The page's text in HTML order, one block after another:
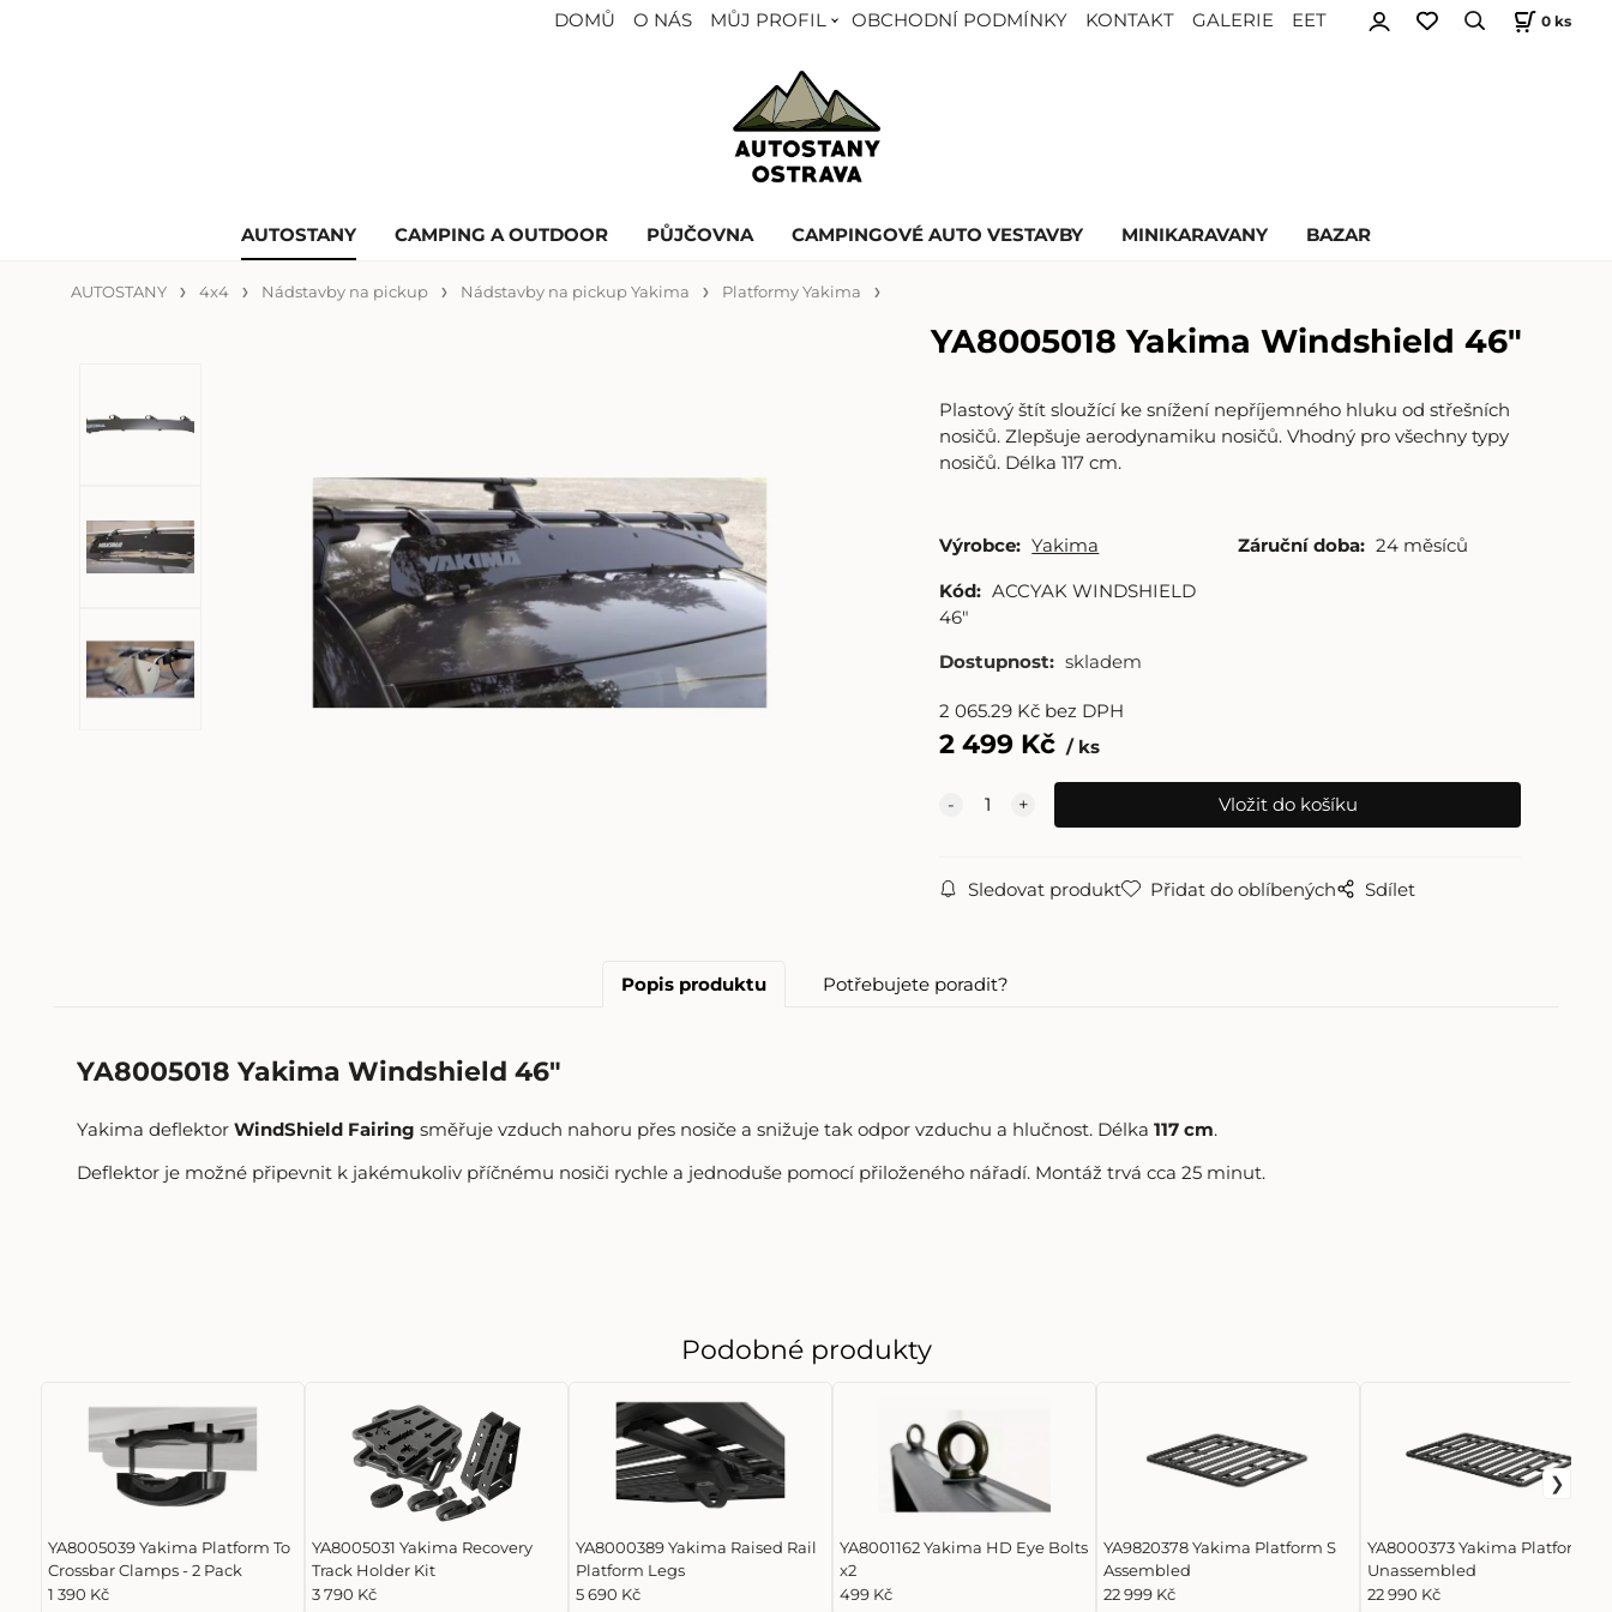
DOMŮ O NÁS MŮJ PROFIL OBCHODNÍ PODMÍNKY KONTAKT GALERIE EET 0 ks
AUTOSTANY CAMPING A OUTDOOR PŮJČOVNA CAMPINGOVÉ AUTO VESTAVBY MINIKARAVANY BAZAR
AUTOSTANY 4x4 Nádstavby na pickup Nádstavby na pickup Yakima Platformy Yakima
YA8005018 Yakima Windshield 46"
Plastový štít sloužící ke snížení nepříjemného hluku od střešních
nosičů. Zlepšuje aerodynamiku nosičů. Vhodný pro všechny typy
nosičů. Délka 117 cm.
Výrobce: Yakima Záruční doba: 24 měsíců
Kód: ACCYAK WINDSHIELD
46"
Dostupnost: skladem
2 065.29 Kč bez DPH
2 499 Kč ks
Sledovat produkt Přidat do oblíbených Sdílet
Popis produktu Potřebujete poradit?
YA8005018 Yakima Windshield 46"
Yakima deflektor WindShield Fairing směřuje vzduch nahoru přes nosiče a snižuje tak odpor vzduchu a hlučnost. Délka 117 cm.
Deflektor je možné připevnit k jakémukoliv příčnému nosiči rychle a jednoduše pomocí přiloženého nářadí. Montáž trvá cca 25 minut.
Podobné produkty
YA8005039 Yakima Platform To
Crossbar Clamps - 2 Pack
1 390 Kč
YA8005031 Yakima Recovery
Track Holder Kit
3 790 Kč
YA8000389 Yakima Raised Rail
Platform Legs
5 690 Kč
YA8001162 Yakima HD Eye Bolts
x2
499 Kč
YA9820378 Yakima Platform S
Assembled
22 999 Kč
YA8000373 Yakima Platform N
Unassembled
22 990 Kč